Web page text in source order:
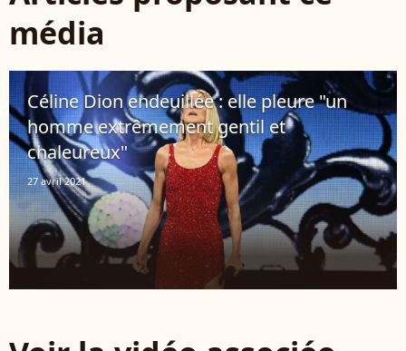
média
Céline Dion endeuillée : elle pleure "un
homme extrêmement gentil et
chaleureux"
27 avril 2021